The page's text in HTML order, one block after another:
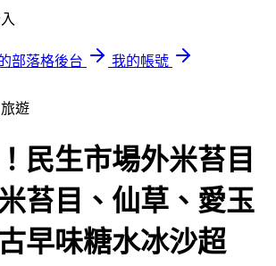
部落格後台
我的帳號
遊
民生市場外米苔目
苔目、仙草、愛玉
早味糖水冰沙超